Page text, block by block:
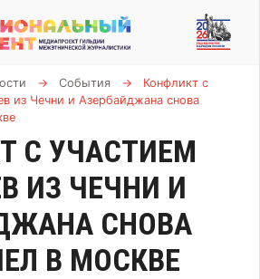
→ События →
Конфликт с
из Чечни и Азербайджана снова
С УЧАСТИЕМ
ИЗ ЧЕЧНИ И
СНОВА
В МОСКВЕ